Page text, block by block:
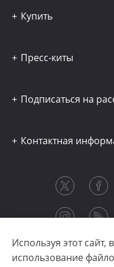
Используя этот сайт,
использование
Купить
Пресс-киты
Подписаться на
Контактная